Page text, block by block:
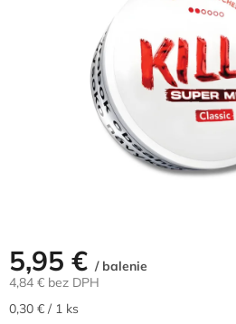
5,95 € / balenie
4,84 € bez DPH
Jednotková
0,30 € / 1 ks